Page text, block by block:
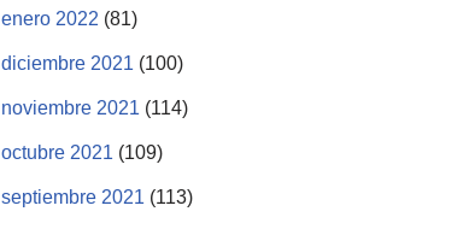
enero 2022 (81)
diciembre 2021 (100)
noviembre 2021 (114)
octubre 2021 (109)
septiembre 2021 (113)